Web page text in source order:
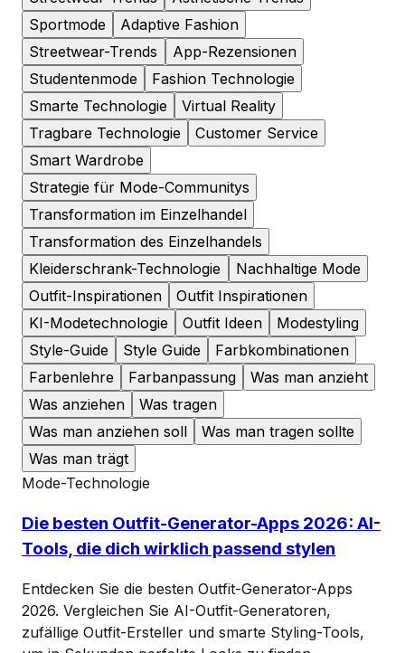
Sportmode
Adaptive Fashion
Streetwear-Trends
App-Rezensionen
Studentenmode
Fashion Technologie
Smarte Technologie
Virtual Reality
Tragbare Technologie
Customer Service
Smart Wardrobe
Strategie für Mode-Communitys
Transformation im Einzelhandel
Transformation des Einzelhandels
Kleiderschrank-Technologie
Nachhaltige Mode
Outfit-Inspirationen
Outfit Inspirationen
KI-Modetechnologie
Outfit Ideen
Modestyling
Style-Guide
Style Guide
Farbkombinationen
Farbenlehre
Farbanpassung
Was man anzieht
Was anziehen
Was tragen
Was man anziehen soll
Was man tragen sollte
Was man trägt
Mode-Technologie
Die besten Outfit-Generator-Apps 2026: AI-
Tools, die dich wirklich passend stylen
Entdecken Sie die besten Outfit-Generator-Apps
2026. Vergleichen Sie AI-Outfit-Generatoren,
zufällige Outfit-Ersteller und smarte Styling-Tools,